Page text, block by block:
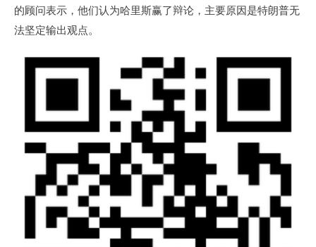
的顾问表示，他们认为哈里斯赢了辩论，主要原因是特朗普无
法坚定输出观点。